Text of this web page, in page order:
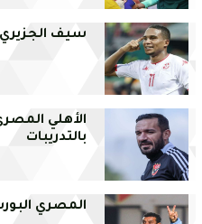
سيف الجزيري
الأهلي
بالتدريبات
المصري